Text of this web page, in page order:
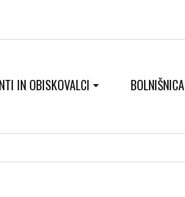
IN OBISKOVALCI BOLNIŠNICA